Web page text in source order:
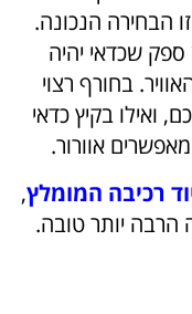
הבחירה הנכונה.
ספק שכדאי יהיה
בחורף רצוי
ואילו בקיץ כדאי
אוורור.
רכיבה המומלץ,
הרבה יותר טובה.